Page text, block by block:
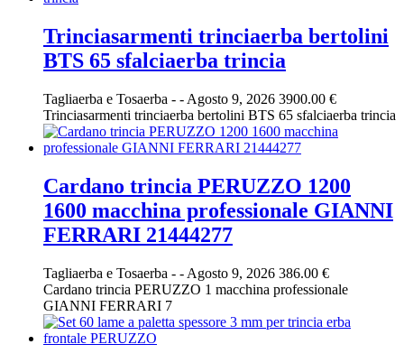
Trinciasarmenti trinciaerba bertolini
BTS 65 sfalciaerba trincia
Tagliaerba e Tosaerba - - Agosto 9, 2026 3900.00 €
Trinciasarmenti trinciaerba bertolini BTS 65 sfalciaerba trincia
Cardano trincia PERUZZO 1200
1600 macchina professionale GIANNI
FERRARI 21444277
Tagliaerba e Tosaerba - - Agosto 9, 2026 386.00 €
Cardano trincia PERUZZO 1 macchina professionale
GIANNI FERRARI 7